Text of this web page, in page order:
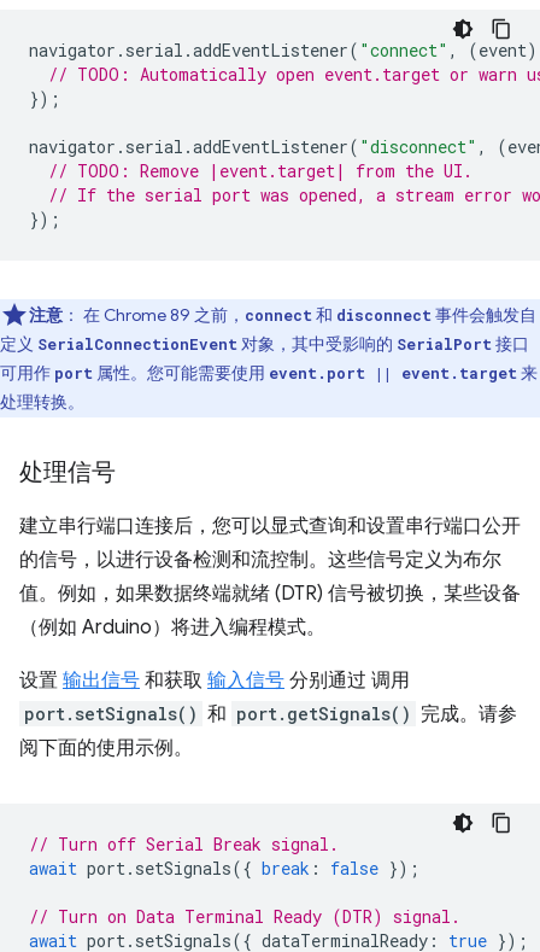
navigator . serial .addEventListener( "connect" , (event)
// TODO: Automatically open event.target or
});
navigator . serial .addEventListener( "disconnect" , (
// TODO: Remove |event.target| from the UI.
// If the serial port was opened, a stream error
});
注意 ： 在 Chrome 89 之前， connect 和 disconnect 事件会触发自
定义 SerialConnectionEvent 对象，其中受影响的 SerialPort 接口
可用作 port 属性。您可能需要使用 event.port || event.target 来
处理转换。
处理信号
建立串行端口连接后，您可以显式查询和设置串行端口公开
的信号，以进行设备检测和流控制。这些信号定义为布尔
值。例如，如果数据终端就绪 (DTR) 信号被切换，某些设备
（例如 Arduino）将进入编程模式。
设置 输出信号 和获取 输入信号 分别通过 调用
port.setSignals() 和 port.getSignals() 完成。请参
阅下面的使用示例。
// Turn off Serial Break signal.
await port. setSignals({ break : false });
// Turn on Data Terminal Ready (DTR) signal.
await port. setSignals({ dataTerminalReady : true });